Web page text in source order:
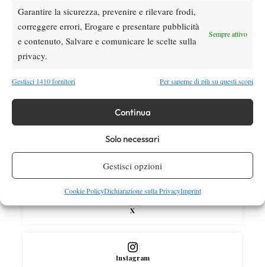
Garantire la sicurezza, prevenire e rilevare frodi,
correggere errori, Erogare e presentare pubblicità
e contenuto, Salvare e comunicare le scelte sulla
privacy.
Sempre attivo
Gestisci 1410 fornitori Per saperne di più su questi scopi
Continua
Solo necessari
Gestisci opzioni
Cookie PolicyDichiarazione sulla PrivacyImprint
Masters 1000 Montreal 2026: programma,
Arnaldi apre sul Centrale
rimonta Shang e vola agli ottavi
SOCIAL
Facebook
X
Instagram